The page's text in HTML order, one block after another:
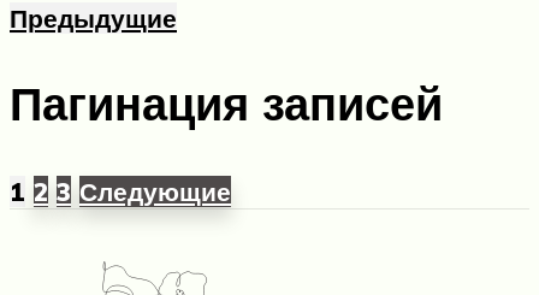
Предыдущие
Пагинация записей
1 2 3 Следующие